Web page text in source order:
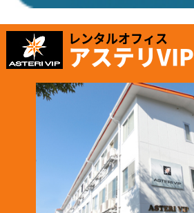
「株式会社テイコク」様のお知らせ
レンタルオフィス
アステリVIP